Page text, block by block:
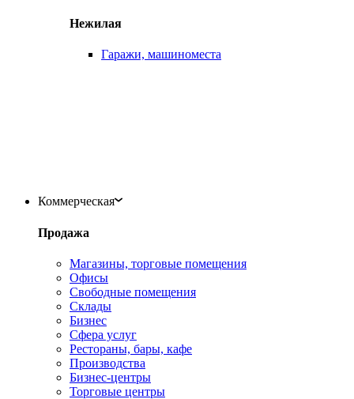
Нежилая
Гаражи, машиноместа
Коммерческая
Продажа
Магазины, торговые помещения
Офисы
Свободные помещения
Склады
Бизнес
Сфера услуг
Рестораны, бары, кафе
Производства
Бизнес-центры
Торговые центры